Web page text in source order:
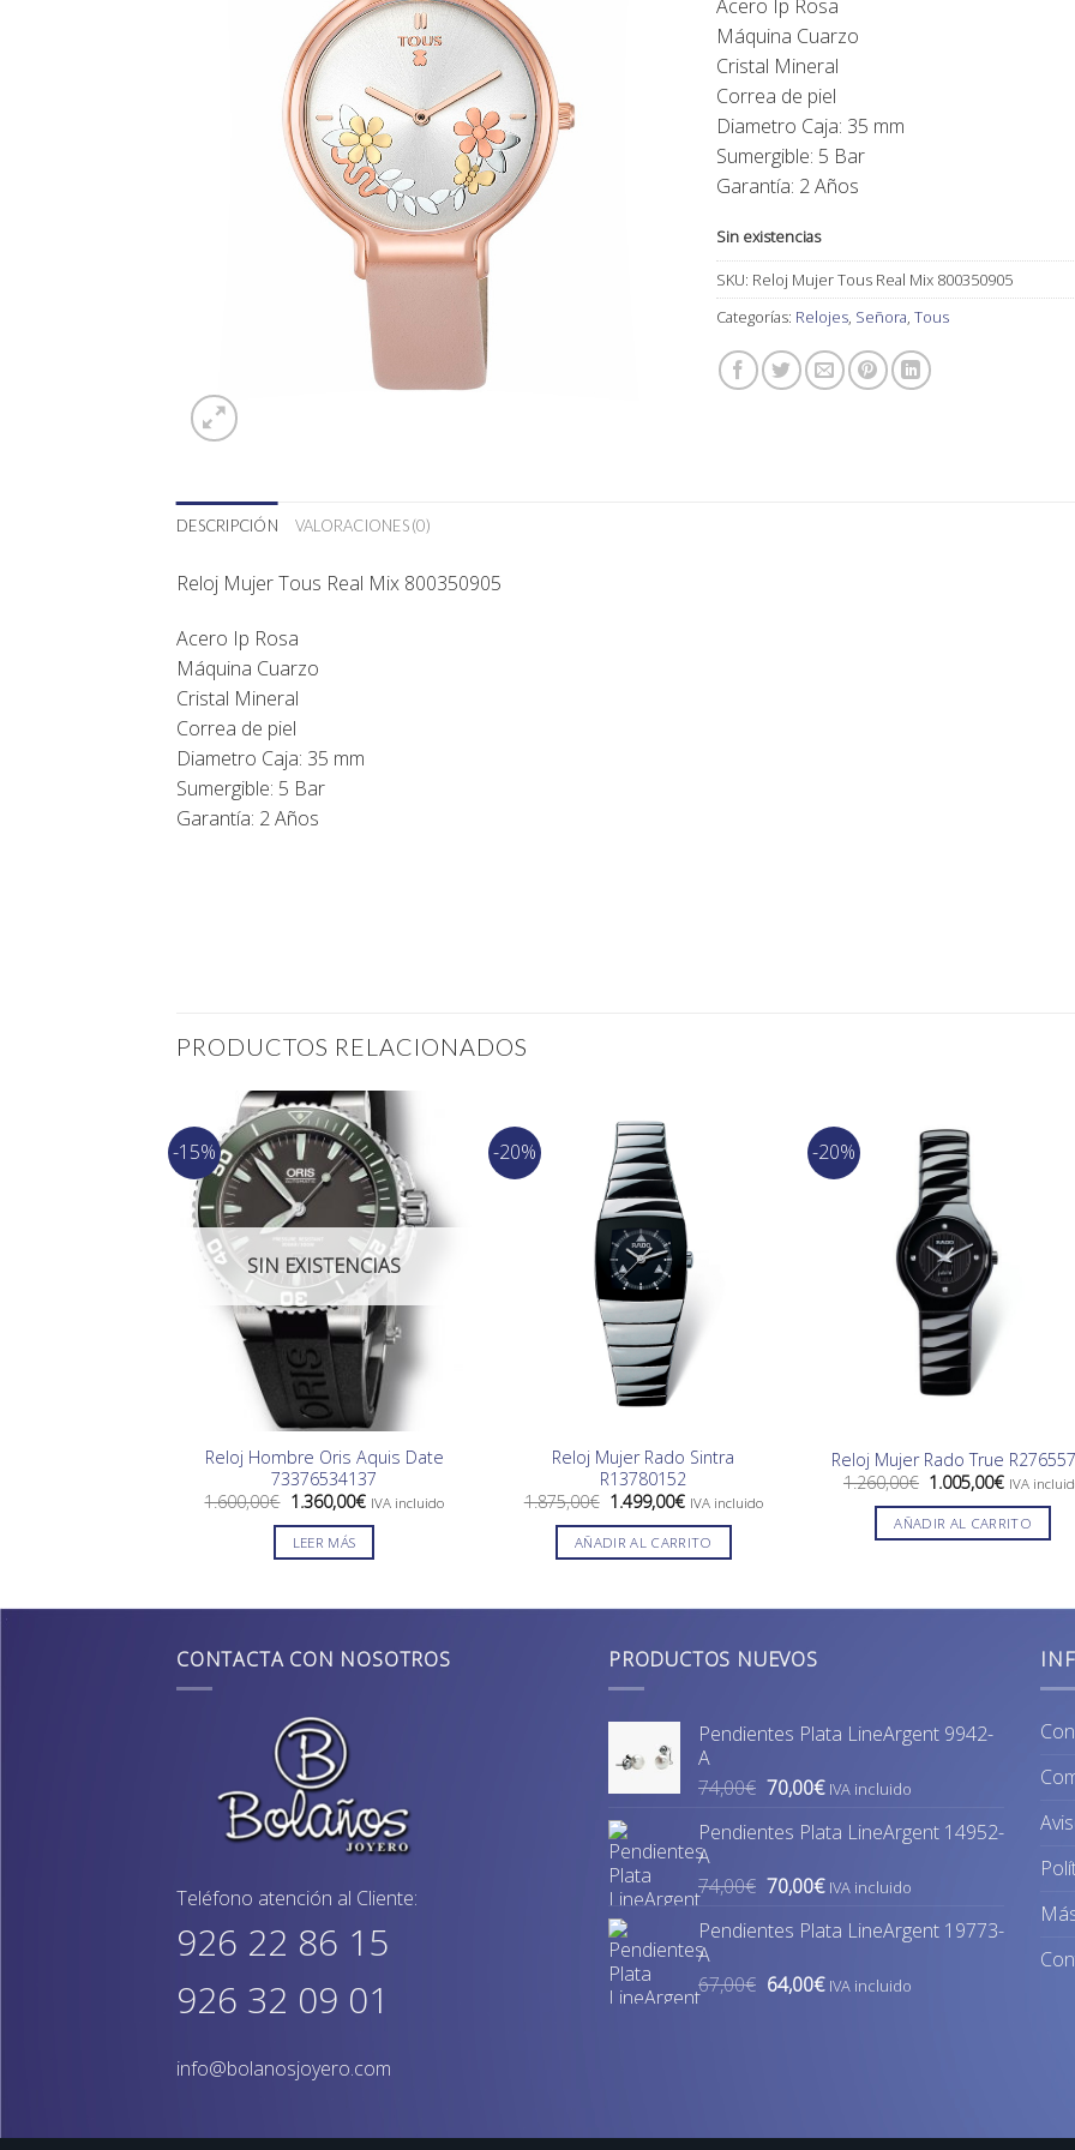
Acero Ip Rosa
Máquina Cuarzo
Cristal Mineral
Correa de piel
Diametro Caja: 35 mm
Sumergible: 5 Bar
Garantía: 2 Años
Sin existencias
SKU: Reloj Mujer Tous Real Mix 800350905
Categorías: Relojes, Señora, Tous
DESCRIPCIÓN VALORACIONES (0)
Reloj Mujer Tous Real Mix 800350905
Acero Ip Rosa
Máquina Cuarzo
Cristal Mineral
Correa de piel
Diametro Caja: 35 mm
Sumergible: 5 Bar
Garantía: 2 Años
PRODUCTOS RELACIONADOS
-15%
SIN EXISTENCIAS
Reloj Hombre Oris Aquis Date
73376534137
1.600,00€ El
precio
original
era:
1.360,00€El
actual
IVA incluido
LEER MÁS
-20%
Reloj Mujer Rado Sintra
R13780152
1.875,00€ El
precio
original
era:
1.499,00€El
actual
es:
IVA incluido
AÑADIR AL CARRITO
-20%
Reloj Mujer Rado True
1.260,00€ El
precio
original
era:
1.260,00€.
1.005,00€El
actual
es:
1.005,00€.
IVA
AÑADIR AL CARRITO
CONTACTA CON NOSOTROS
Teléfono atención al Cliente:
926 22 86 15
926 32 09 01
info@bolanosjoyero.com
PRODUCTOS NUEVOS
Pendientes Plata LineArgent 9942-
A
74,00€ El
original
74,00€.
70,00€El
actual
70,00€.
IVA incluido
Pendientes Plata LineArgent 14952-
A
74,00€ El
original
74,00€.
70,00€El
actual
70,00€.
IVA incluido
Pendientes Plata LineArgent 19773-
A
67,00€ El
64,00€ElIVA incluido